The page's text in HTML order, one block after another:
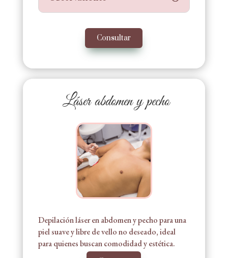
Consultar
Láser abdomen y pecho
Depilación láser en abdomen y pecho para una
piel suave y libre de vello no deseado, ideal
para quienes buscan comodidad y estética.